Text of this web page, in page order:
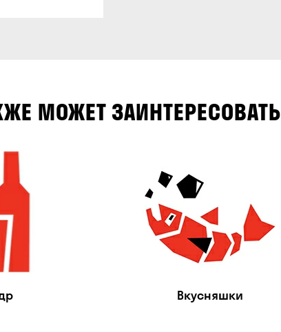
МОЖЕТ ЗАИНТЕРЕСОВАТЬ
Вкусняшки